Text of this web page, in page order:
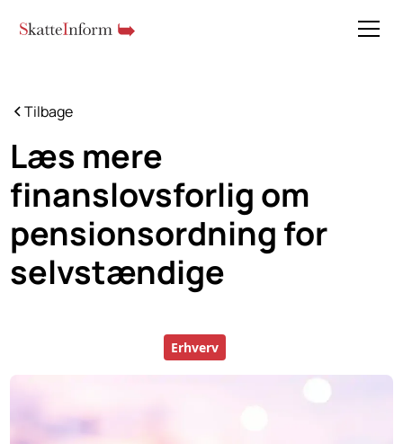
Tilbage
Læs mere
finanslovsforlig om
pensionsordning for
selvstændige
Erhverv